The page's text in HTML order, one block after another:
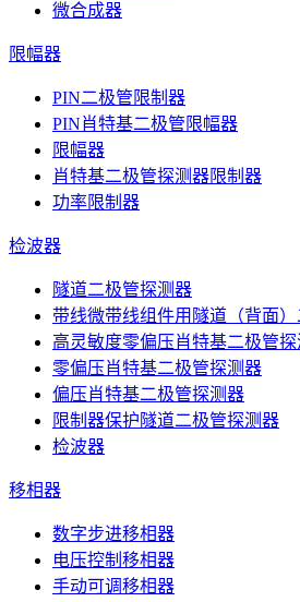
微合成器
限幅器
PIN二极管限制器
PIN肖特基二极管限幅器
限幅器
肖特基二极管探测器限制器
功率限制器
检波器
隧道二极管探测器
带线微带线组件用隧道（背面
高灵敏度零偏压肖特基二极管
零偏压肖特基二极管探测器
偏压肖特基二极管探测器
限制器保护隧道二极管探测器
检波器
移相器
数字步进移相器
电压控制移相器
手动可调移相器